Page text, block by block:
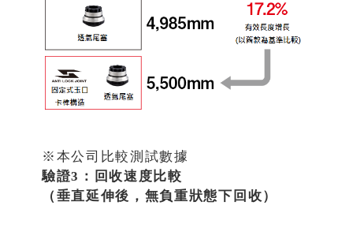
※本公司比較測試數據
驗證3：回收速度比較
（垂直延伸後，無負重狀態下回收）